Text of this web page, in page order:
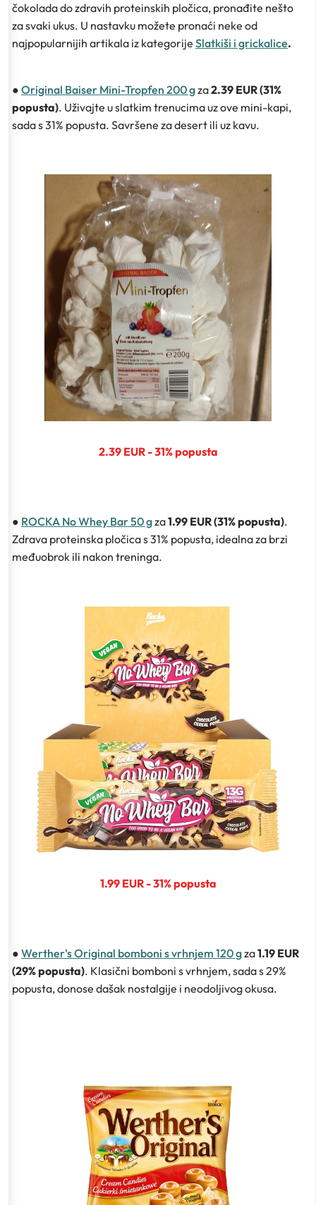
čokolada do zdravih proteinskih pločica, pronađite nešto
za svaki ukus. U nastavku možete pronaći neke od
najpopularnijih artikala iz kategorije Slatkiši i grickalice.
● Original Baiser Mini-Tropfen 200 gza2.39 EUR (31%
popusta). Uživajte u slatkim trenucima uz ove mini-kapi,
sada s 31% popusta. Savršene za desert ili uz kavu.
2.39 EUR - 31% popusta
● ROCKA No Whey Bar 50 gza1.99 EUR (31% popusta).
Zdrava proteinska pločica s 31% popusta, idealna za brzi
međuobrok ili nakon treninga.
1.99 EUR - 31% popusta
● Werther's Original bomboni s vrhnjem 120 gza1.19 EUR
(29% popusta). Klasični bomboni s vrhnjem, sada s 29%
popusta, donose dašak nostalgije i neodoljivog okusa.